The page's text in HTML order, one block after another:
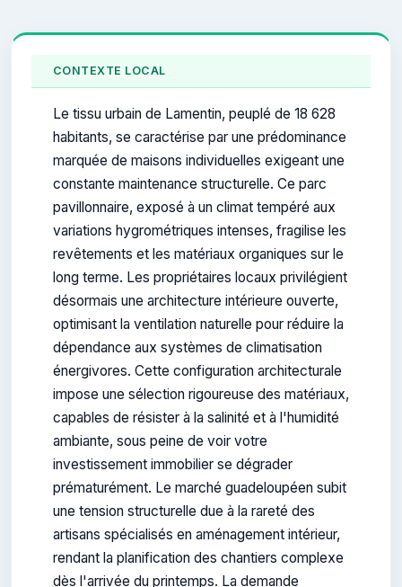
CONTEXTE LOCAL
Le tissu urbain de Lamentin, peuplé de 18 628
habitants, se caractérise par une prédominance
marquée de maisons individuelles exigeant une
constante maintenance structurelle. Ce parc
pavillonnaire, exposé à un climat tempéré aux
variations hygrométriques intenses, fragilise les
revêtements et les matériaux organiques sur le
long terme. Les propriétaires locaux privilégient
désormais une architecture intérieure ouverte,
optimisant la ventilation naturelle pour réduire la
dépendance aux systèmes de climatisation
énergivores. Cette configuration architecturale
impose une sélection rigoureuse des matériaux,
capables de résister à la salinité et à l'humidité
ambiante, sous peine de voir votre
investissement immobilier se dégrader
prématurément. Le marché guadeloupéen subit
une tension structurelle due à la rareté des
artisans spécialisés en aménagement intérieur,
rendant la planification des chantiers complexe
dès l'arrivée du printemps. La demande